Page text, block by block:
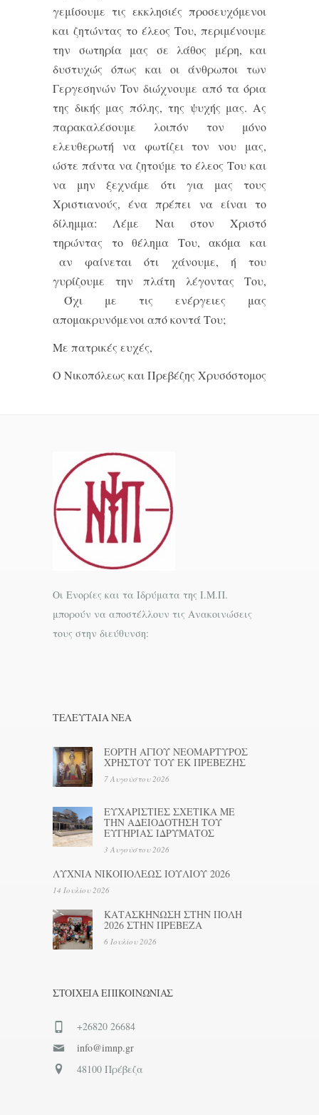
γεμίσουμε τις εκκλησιές προσευχόμενοι
και ζητώντας το έλεος Του, περιμένουμε
την σωτηρία μας σε λάθος μέρη, και
δυστυχώς όπως και οι άνθρωποι των
Γεργεσηνών Toν διώχνουμε από τα όρια
της δικής μας πόλης, της ψυχής μας. Ας
παρακαλέσουμε λοιπόν τον μόνο
ελευθερωτή να φωτίζει τον νου μας,
ώστε πάντα να ζητούμε το έλεος Του και
να μην ξεχνάμε ότι για μας τους
Χριστιανούς, ένα πρέπει να είναι το
δίλημμα: Λέμε Ναι στον Χριστό
τηρώντας το θέλημα Του, ακόμα και
αν φαίνεται ότι χάνουμε, ή του
γυρίζουμε την πλάτη λέγοντας Του,
Όχι με τις ενέργειες μας
απομακρυνόμενοι από κοντά Του;
Με πατρικές ευχές,
O Νικοπόλεως και Πρεβέζης Χρυσόστομος
Οι Ενορίες και τα Ιδρύματα της Ι.Μ.Π.
μπορούν να αποστέλλουν τις Ανακοινώσεις
τους στην διεύθυνση:
ΤΕΛΕΥΤΑΊΑ ΝΕΑ
ΕΟΡΤΗ ΑΓΙΟΥ ΝΕΟΜΑΡΤΥΡΟΣ
ΧΡΗΣΤΟΥ ΤΟΥ ΕΚ ΠΡΕΒΕΖΗΣ
7 Αυγούστου 2026
ΕΥΧΑΡΙΣΤΙΕΣ ΣΧΕΤΙΚΑ ΜΕ
ΤΗΝ ΑΔΕΙΟΔΟΤΗΣΗ ΤΟΥ
ΕΥΓΗΡΙΑΣ ΙΔΡΥΜΑΤΟΣ
3 Αυγούστου 2026
ΛΥΧΝΙΑ ΝΙΚΟΠΟΛΕΩΣ ΙΟΥΛΙΟΥ 2026
14 Ιουλίου 2026
ΚΑΤΑΣΚΗΝΩΣΗ ΣΤΗΝ ΠΟΛΗ
2026 ΣΤΗΝ ΠΡΕΒΕΖΑ
6 Ιουλίου 2026
ΣΤΟΙΧΕΊΑ ΕΠΙΚΟΙΝΩΝΊΑΣ
+26820 26684
info@imnp.gr
48100 Πρέβεζα